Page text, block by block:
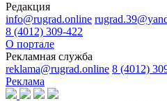
Редакция
info@rugrad.online
8 (4012) 309-422
О портале
Рекламная служба
reklama@rugrad.online 8 (4012)
Реклама